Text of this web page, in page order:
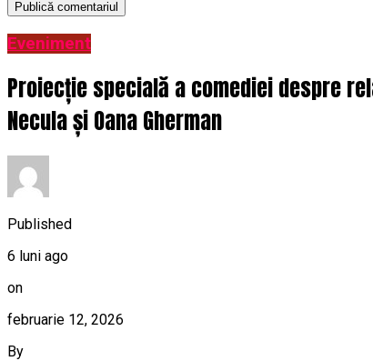
Eveniment
Proiecție specială a comediei despre
Necula și Oana Gherman
Published
6 luni ago
on
februarie 12, 2026
By